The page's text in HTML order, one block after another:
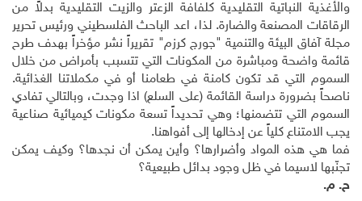
والأغذية النباتية التقليدية كلفافة الزعتر والزيت التقليدية بدلاً من
الرقاقات المصنعة والضارة. لذا، اعد الباحث الفلسطيني ورئيس تحرير
مجلة آفاق البيئة والتنمية "جورج كرزم" تقريراً نشر مؤخراً بهدف طرح
قائمة واضحة ومباشرة من المكونات التي تتسبب بأمراض من خلال
السموم التي قد تكون كامنة في طعامنا أو في مكملاتنا الغذائية.
ناصحاً بضرورة دراسة القائمة (على السلع) اذا وجدت، وبالتالي تفادي
السموم التي تتضمنها؛ وهي تحديداً تسعة مكونات كيميائية صناعية
يجب الامتناع كلياً عن إدخالها إلى أفواهنا.
فما هي هذه المواد وأضرارها؟ وأين يمكن أن نجدها؟ وكيف يمكن
تجنّبها لاسيما في ظل وجود بدائل طبيعية؟
ح. م.